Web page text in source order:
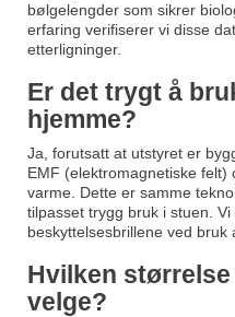
bølgelengder som sikrer
erfaring verifiserer vi disse
etterligninger.
Er det trygt å
hjemme?
Ja, forutsatt at utstyret er
EMF (elektromagnetiske
varme. Dette er samme
tilpasset trygg bruk i stuen.
beskyttelsesbrillene ved bruk
Hvilken
velge?